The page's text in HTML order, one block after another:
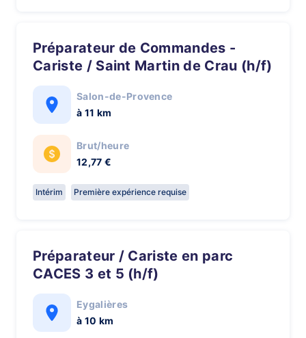
Préparateur de Commandes -
Cariste / Saint Martin de Crau (h/f)
Salon-de-Provence
à 11 km
Brut/heure
12,77 €
Intérim Première expérience requise
Préparateur / Cariste en parc
CACES 3 et 5 (h/f)
Eygalières
à 10 km